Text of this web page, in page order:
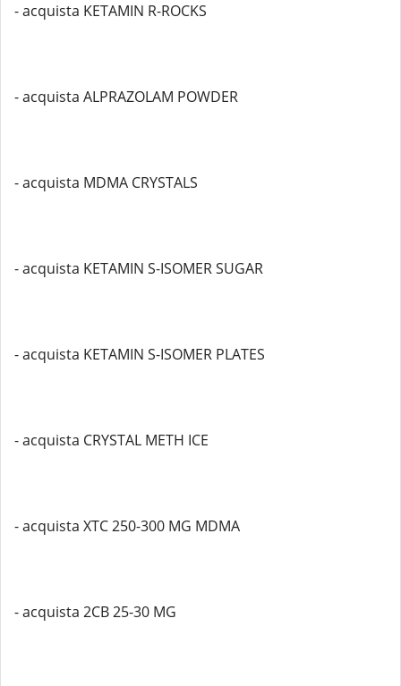
- acquista KETAMIN R-ROCKS
- acquista ALPRAZOLAM POWDER
- acquista MDMA CRYSTALS
- acquista KETAMIN S-ISOMER SUGAR
- acquista KETAMIN S-ISOMER PLATES
- acquista CRYSTAL METH ICE
- acquista XTC 250-300 MG MDMA
- acquista 2CB 25-30 MG